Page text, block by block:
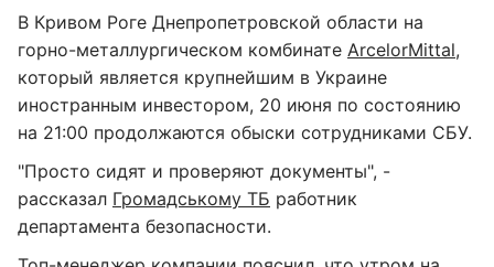
В Кривом Роге Днепропетровской области на
горно-металлургическом комбинате ArcelorMittal,
который является крупнейшим в Украине
иностранным инвестором, 20 июня по состоянию
на 21:00 продолжаются обыски сотрудниками СБУ.
"Просто сидят и проверяют документы", -
рассказал Громадському ТБ работник
департамента безопасности.